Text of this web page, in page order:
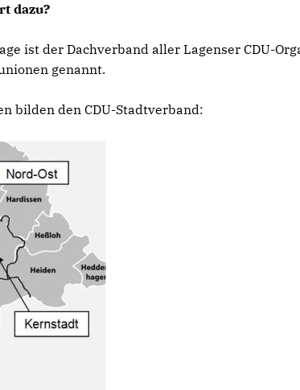
dazu?
ist der Dachverband aller Lagenser CDU-
genannt.
bilden den CDU-Stadtverband: